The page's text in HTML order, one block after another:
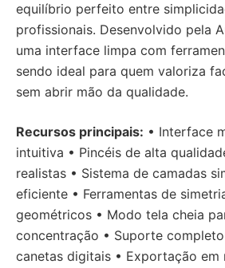
equilíbrio perfeito entre
profissionais. Desenvolvido pela
uma interface limpa com
sendo ideal para quem valoriza
sem abrir mão da qualidade.
Recursos principais: • Interface
intuitiva • Pincéis de alta
realistas • Sistema de camadas
eficiente • Ferramentas de
geométricos • Modo tela cheia
concentração • Suporte
canetas digitais • Exportação